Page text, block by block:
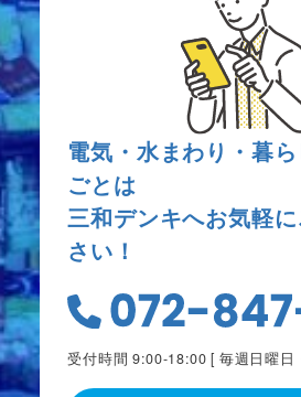
電気・水まわり・暮
ごとは
三和デンキへお気軽
さい！
受付時間 9:00-18:00 [ 毎週日曜日